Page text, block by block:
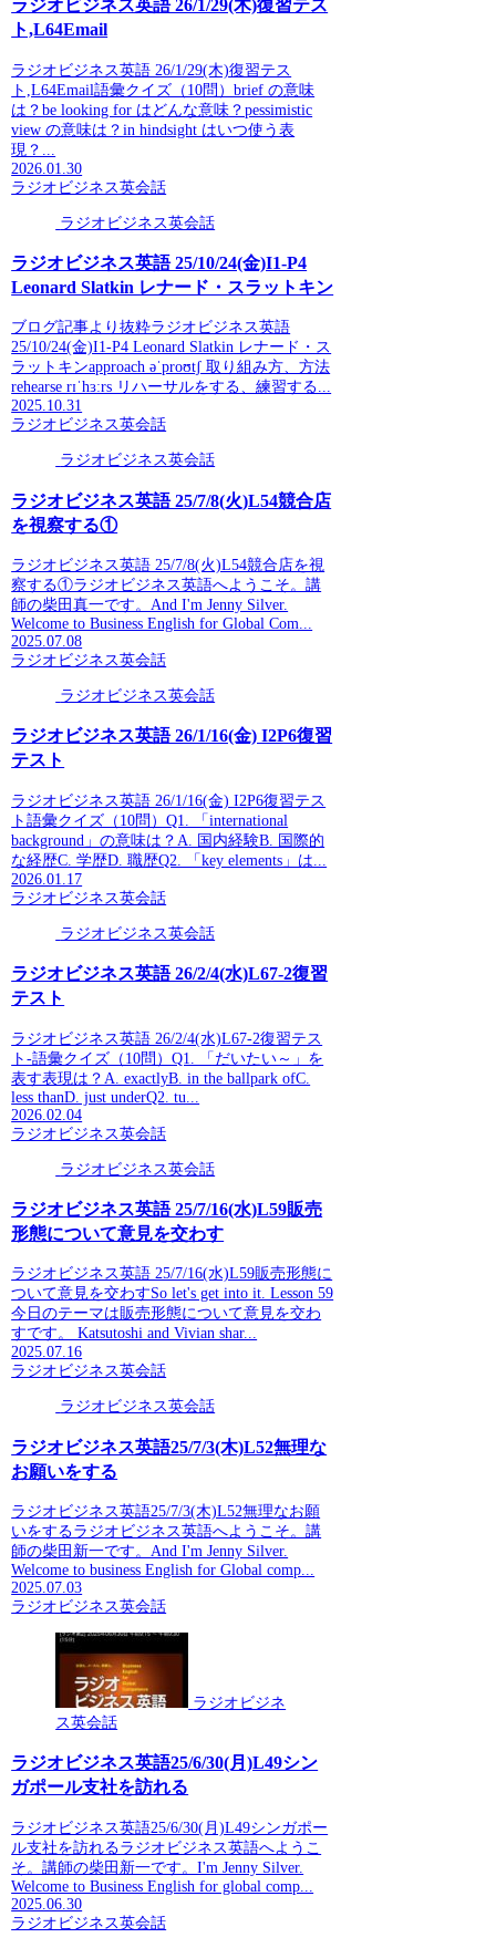
ラジオビジネス英語 26/1/29(木)復習テス
ト,L64Email
ラジオビジネス英語 26/1/29(木)復習テス
ト,L64Email語彙クイズ（10問）brief の意味
は？be looking for はどんな意味？pessimistic
view の意味は？in hindsight はいつ使う表
現？...
2026.01.30
ラジオビジネス英会話
ラジオビジネス英会話
ラジオビジネス英語 25/10/24(金)I1-P4
Leonard Slatkin レナード・スラットキン
ブログ記事より抜粋ラジオビジネス英語
25/10/24(金)I1-P4 Leonard Slatkin レナード・ス
ラットキンapproach əˈproʊtʃ 取り組み方、方法
rehearse rɪˈhɜːrs リハーサルをする、練習する...
2025.10.31
ラジオビジネス英会話
ラジオビジネス英会話
ラジオビジネス英語 25/7/8(火)L54競合店
を視察する①
ラジオビジネス英語 25/7/8(火)L54競合店を視
察する①ラジオビジネス英語へようこそ。講
師の柴田真一です。And I'm Jenny Silver.
Welcome to Business English for Global Com...
2025.07.08
ラジオビジネス英会話
ラジオビジネス英会話
ラジオビジネス英語 26/1/16(金) I2P6復習
テスト
ラジオビジネス英語 26/1/16(金) I2P6復習テス
ト語彙クイズ（10問）Q1. 「international
background」の意味は？A. 国内経験B. 国際的
な経歴C. 学歴D. 職歴Q2. 「key elements」は...
2026.01.17
ラジオビジネス英会話
ラジオビジネス英会話
ラジオビジネス英語 26/2/4(水)L67-2復習
テスト
ラジオビジネス英語 26/2/4(水)L67-2復習テス
ト-語彙クイズ（10問）Q1. 「だいたい～」を
表す表現は？A. exactlyB. in the ballpark ofC.
less thanD. just underQ2. tu...
2026.02.04
ラジオビジネス英会話
ラジオビジネス英会話
ラジオビジネス英語 25/7/16(水)L59販売
形態について意見を交わす
ラジオビジネス英語 25/7/16(水)L59販売形態に
ついて意見を交わすSo let's get into it. Lesson 59
今日のテーマは販売形態について意見を交わ
すです。 Katsutoshi and Vivian shar...
2025.07.16
ラジオビジネス英会話
ラジオビジネス英会話
ラジオビジネス英語25/7/3(木)L52無理な
お願いをする
ラジオビジネス英語25/7/3(木)L52無理なお願
いをするラジオビジネス英語へようこそ。講
師の柴田新一です。And I'm Jenny Silver.
Welcome to business English for Global comp...
2025.07.03
ラジオビジネス英会話
ラジオビジネ
ス英会話
ラジオビジネス英語25/6/30(月)L49シン
ガポール支社を訪れる
ラジオビジネス英語25/6/30(月)L49シンガポー
ル支社を訪れるラジオビジネス英語へようこ
そ。講師の柴田新一です。I'm Jenny Silver.
Welcome to Business English for global comp...
2025.06.30
ラジオビジネス英会話